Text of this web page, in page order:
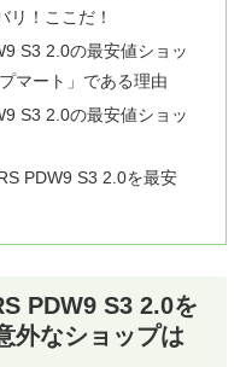
リ！ここだ！
S3 2.0の最安値ショッ
マート」である理由
S3 2.0の最安値ショッ
PDW9 S3 2.0を最安
PDW9 S3 2.0を
外なショップは